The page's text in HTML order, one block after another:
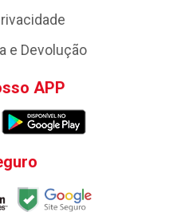
e Devolução
APP